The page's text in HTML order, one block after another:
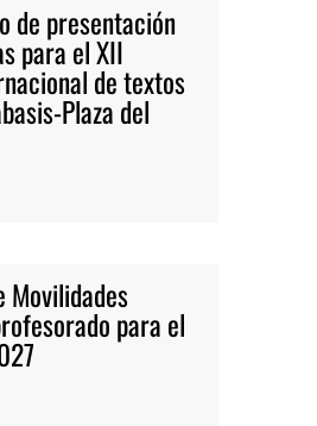
de presentación
para el XII
de textos
Plaza del
Movilidades
para el